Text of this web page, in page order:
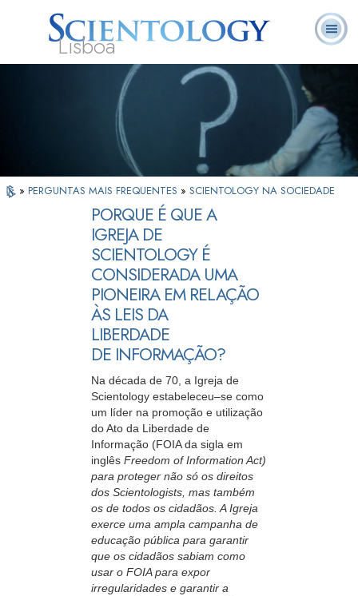
Lisboa
Scientology?
Ministros
Voluntários
Perguntas
Frequentes
» PERGUNTAS MAIS FREQUENTES » SCIENTOLOGY NA SOCIEDADE
PORQUE É QUE A
IGREJA DE
SCIENTOLOGY É
CONSIDERADA UMA
PIONEIRA EM RELAÇÃO
ÀS LEIS DA
LIBERDADE
DE INFORMAÇÃO?
Na década de 70, a Igreja de
Scientology estabeleceu–se como
um líder na promoção e utilização
do Ato da Liberdade de
Informação (FOIA da sigla em
inglês Freedom of Information Act)
para proteger não só os direitos
dos Scientologists, mas também
os de todos os cidadãos. A Igreja
exerce uma ampla campanha de
educação pública para garantir
que os cidadãos sabiam como
usar o FOIA para expor
irregularidades e garantir a